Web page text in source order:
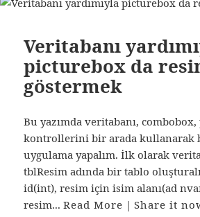
Veritabanı
picturebox da
göstermek
Bu yazımda veritabanı,
kontrollerini bir arada kullanarak
uygulama yapalım. İlk olarak
tblResim adında bir tablo
id(int), resim için isim alanı(ad
resim...Read More |Share it